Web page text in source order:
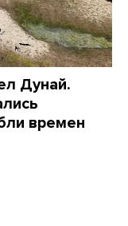
Дунай.
времен